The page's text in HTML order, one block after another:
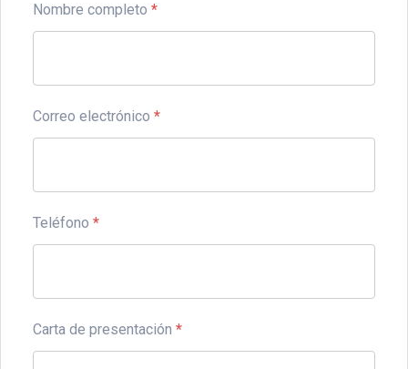
Nombre completo *
Correo electrónico *
Teléfono *
Carta de presentación *